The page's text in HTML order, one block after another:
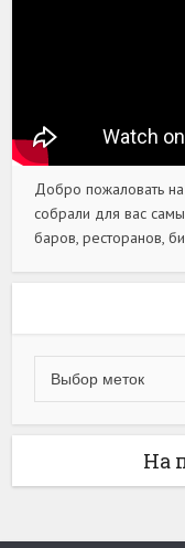
Добро пожаловать
собрали для вас
баров, ресторанов,
На